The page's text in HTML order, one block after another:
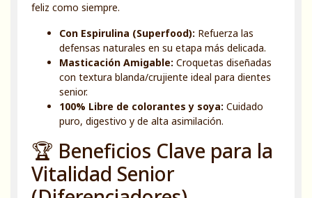
feliz como siempre.
Con Espirulina (Superfood): Refuerza las
defensas naturales en su etapa más delicada.
Masticación Amigable: Croquetas diseñadas
con textura blanda/crujiente ideal para dientes
senior.
100% Libre de colorantes y soya: Cuidado
puro, digestivo y de alta asimilación.
🏆 Beneficios Clave para la
Vitalidad Senior